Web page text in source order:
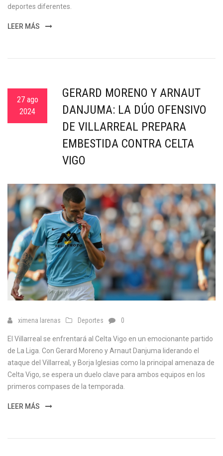
deportes diferentes.
LEER MÁS
27 ago
2024
GERARD MORENO Y ARNAUT
DANJUMA: LA DÚO OFENSIVO
DE VILLARREAL PREPARA
EMBESTIDA CONTRA CELTA
VIGO
ximena larenas Deportes 0
El Villarreal se enfrentará al Celta Vigo en un emocionante partido
de La Liga. Con Gerard Moreno y Arnaut Danjuma liderando el
ataque del Villarreal, y Borja Iglesias como la principal amenaza de
Celta Vigo, se espera un duelo clave para ambos equipos en los
primeros compases de la temporada.
LEER MÁS